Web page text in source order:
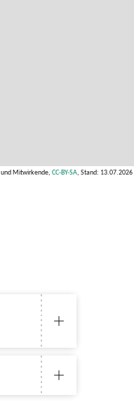
und Mitwirkende, CC-BY-SA, Stand: 13.07.2026